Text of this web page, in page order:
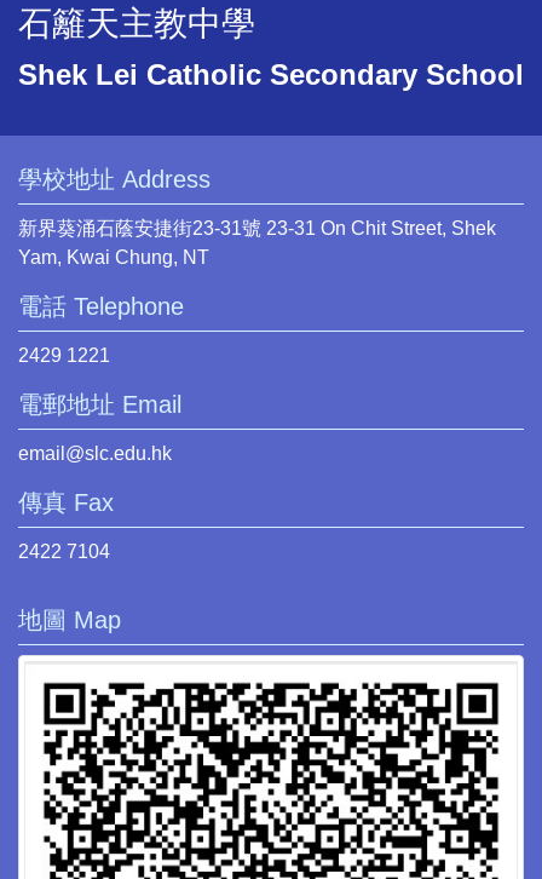
石籬天主教中學
Shek Lei Catholic Secondary School
學校地址 Address
新界葵涌石蔭安捷街23-31號 23-31 On Chit Street, Shek
Yam, Kwai Chung, NT
電話 Telephone
2429 1221
電郵地址 Email
email@slc.edu.hk
傳真 Fax
2422 7104
地圖 Map